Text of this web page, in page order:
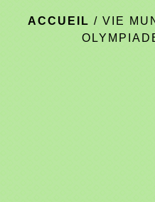
ACCUEIL / VIE